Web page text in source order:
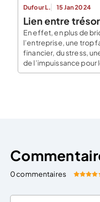
Dufour L. 15 Jan 2024
Lien entre
En effet, en plus de
l’entreprise, une trop
financier, du stress,
de l’impuissance pour
des flux financiers au
0 commentaires